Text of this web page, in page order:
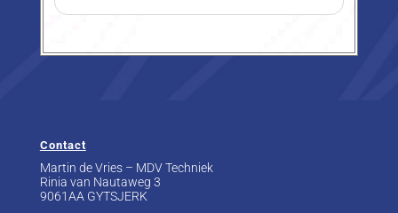
Contact
Martin de Vries – MDV Techniek
Rinia van Nautaweg 3
9061AA GYTSJERK